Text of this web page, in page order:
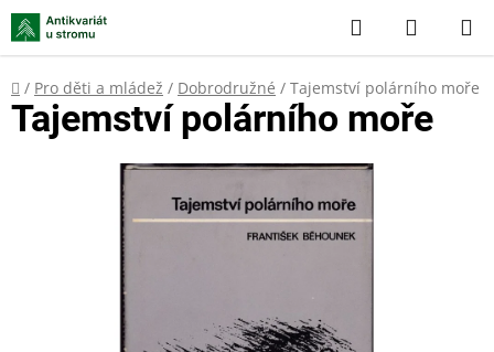
Přejít
na
obsah
Hledat
KOŠÍK
Domů
/ Pro děti a mládež / Dobrodružné / Tajemství polárního moře
Tajemství polárního moře